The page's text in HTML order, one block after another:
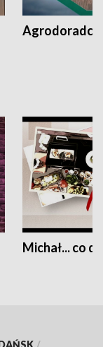
Agrodoradcy
Michał... co